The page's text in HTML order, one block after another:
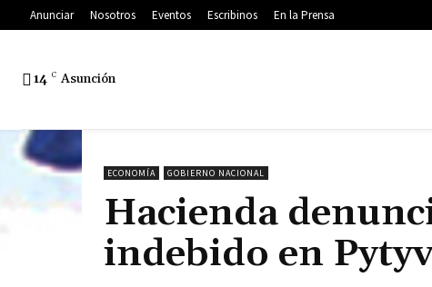
Anunciar Nosotros Eventos Escribinos En la Prensa
14 C Asunción
ECONOMÍA GOBIERNO NACIONAL
Hacienda
indebido en